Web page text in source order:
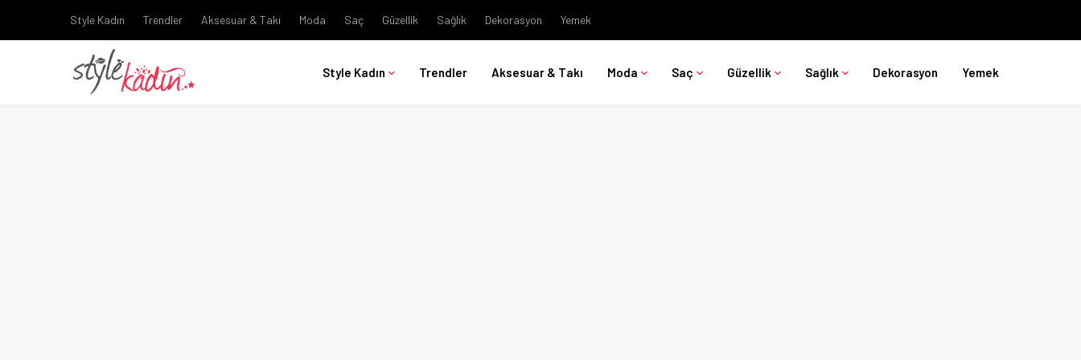
Style Kadın Trendler Aksesuar & Takı Moda Saç Güzellik Sağlık Dekorasyon Yemek
Style Kadın Trendler Aksesuar & Takı Moda Saç Güzellik Sağlık Dekorasyon Yemek